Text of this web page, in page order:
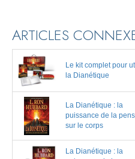
ARTICLES
Le kit complet pour
la Dianétique
La Dianétique : la
puissance de la
sur le corps
La Dianétique : la